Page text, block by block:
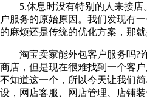
5.休息时没有特别的人来接店
户服务的原始原因。我们发现有
的麻烦还是传统的优化方案，那
淘宝卖家能外包客户服务吗?
商店，但是现在很难找到一个客
不知道这一个，所以今天让我们
设，网店客服、网店管理、店铺